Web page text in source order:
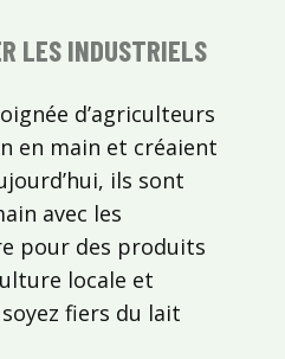
LES INDUSTRIELS
d’agriculteurs
en main et créaient
ils sont
avec les
pour des produits
locale et
fiers du lait